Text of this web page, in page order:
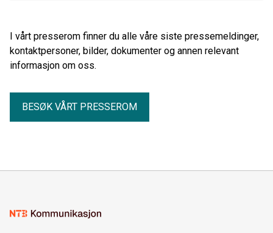
I vårt presserom finner du alle våre siste pressemeldinger,
kontaktpersoner, bilder, dokumenter og annen relevant
informasjon om oss.
BESØK VÅRT PRESSEROM